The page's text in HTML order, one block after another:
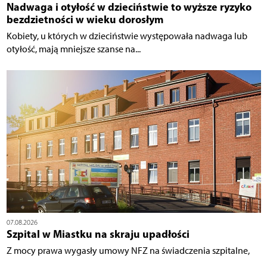
Nadwaga i otyłość w dzieciństwie to wyższe ryzyko
bezdzietności w wieku dorosłym
Kobiety, u których w dzieciństwie występowała nadwaga lub
otyłość, mają mniejsze szanse na...
07.08.2026
Szpital w Miastku na skraju upadłości
Z mocy prawa wygasły umowy NFZ na świadczenia szpitalne,